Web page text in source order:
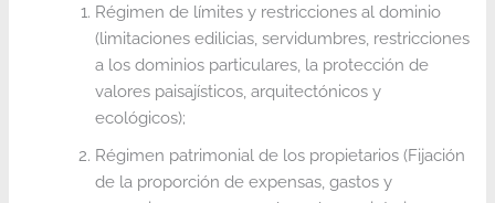
Régimen de límites y restricciones al dominio
(limitaciones edilicias, servidumbres, restricciones
a los dominios particulares, la protección de
valores paisajísticos, arquitectónicos y
ecológicos);
Régimen patrimonial de los propietarios (Fijación
de la proporción de expensas, gastos y